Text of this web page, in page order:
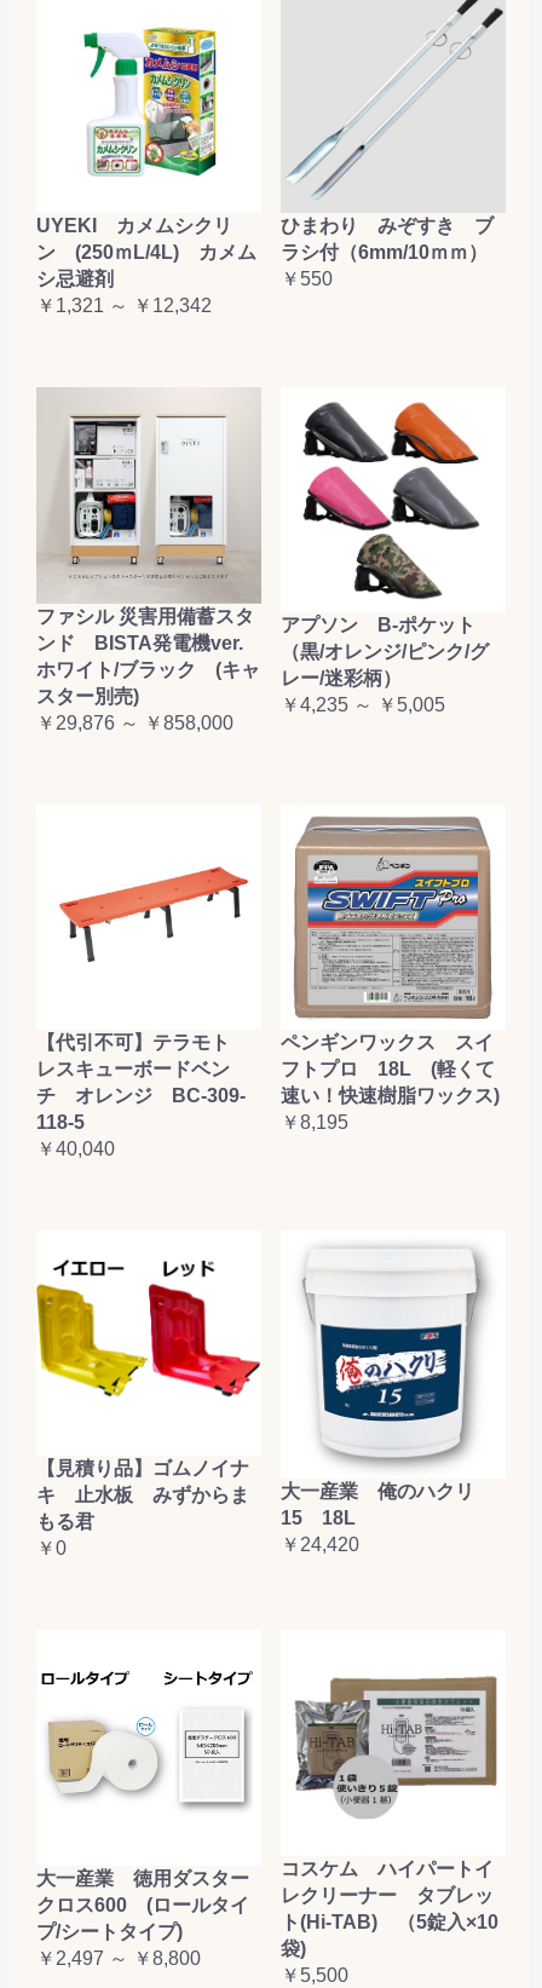
お買い物を続ける
UYEKI カメムシクリ
ン (250ｍL/4L) カメム
シ忌避剤
￥1,321 ～ ￥12,342
ひまわり みぞすき ブ
ラシ付（6mm/10ｍｍ）
￥550
ファシル 災害用備蓄スタ
ンド BISTA発電機ver.
ホワイト/ブラック (キャ
スター別売)
￥29,876 ～ ￥858,000
アプソン B-ポケット
（黒/オレンジ/ピンク/グ
レー/迷彩柄）
￥4,235 ～ ￥5,005
【代引不可】テラモト
レスキューボードベン
チ オレンジ BC-309-
118-5
￥40,040
ペンギンワックス スイ
フトプロ 18L (軽くて
速い！快速樹脂ワックス)
￥8,195
【見積り品】ゴムノイナ
キ 止水板 みずからま
もる君
￥0
大一産業 俺のハクリ
15 18L
￥24,420
大一産業 徳用ダスター
クロス600 (ロールタイ
プ/シートタイプ)
￥2,497 ～ ￥8,800
コスケム ハイパートイ
レクリーナー タブレッ
ト(Hi-TAB) （5錠入×10
袋)
￥5,500